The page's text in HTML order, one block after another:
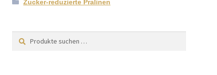
Zucker-reduzierte Pralinen
Suchen
Suchen